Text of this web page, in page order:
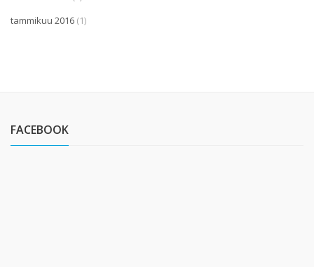
tammikuu 2016 (1)
FACEBOOK